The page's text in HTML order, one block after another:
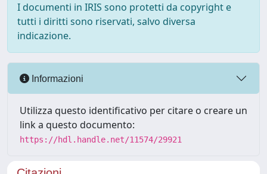
I documenti in IRIS sono protetti da copyright e
tutti i diritti sono riservati, salvo diversa
indicazione.
Informazioni
Utilizza questo identificativo per citare o creare un
link a questo documento:
https://hdl.handle.net/11574/29921